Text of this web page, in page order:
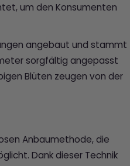
um den Konsumenten
angebaut und stammt
sorgfältig angepasst
Blüten zeugen von der
Anbaumethode, die
Dank dieser Technik